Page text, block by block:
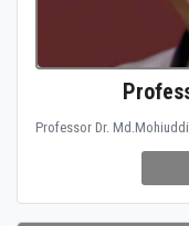
Professor Dr.